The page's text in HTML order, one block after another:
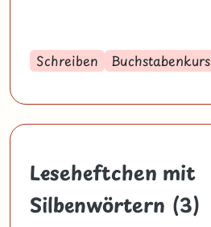
Schreiben Buchstabenkurs
Leseheftchen mit
Silbenwörtern (3)